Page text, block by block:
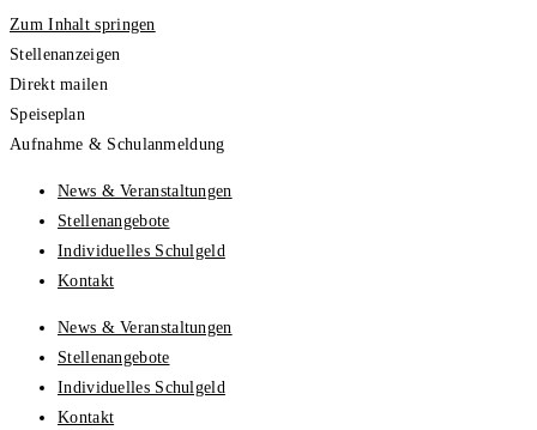
Zum Inhalt springen
Stellenanzeigen
Direkt mailen
Speiseplan
Aufnahme & Schulanmeldung
News & Veranstaltungen
Stellenangebote
Individuelles Schulgeld
Kontakt
News & Veranstaltungen
Stellenangebote
Individuelles Schulgeld
Kontakt